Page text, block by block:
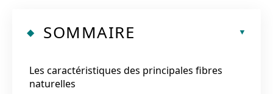
SOMMAIRE
Les caractéristiques des principales fibres
naturelles